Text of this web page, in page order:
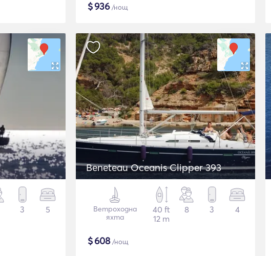
$936/нощ
3 5
Beneteau Oceanis Clipper 393
Ветроходна
яхта
40 ft
12 m
8 3 4
$608/нощ